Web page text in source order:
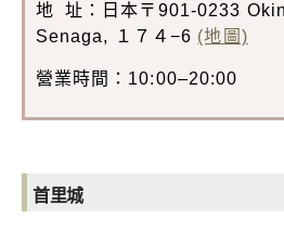
地 址：日本〒901-0233
Senaga, １７４−6 (地圖)
營業時間：10:00–20:00
首里城